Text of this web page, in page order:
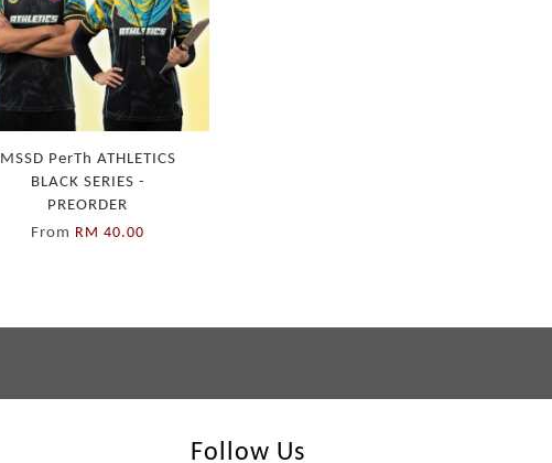
MSSD PerTh ATHLETICS
BLACK SERIES -
PREORDER
From
RM 40.00
Follow Us